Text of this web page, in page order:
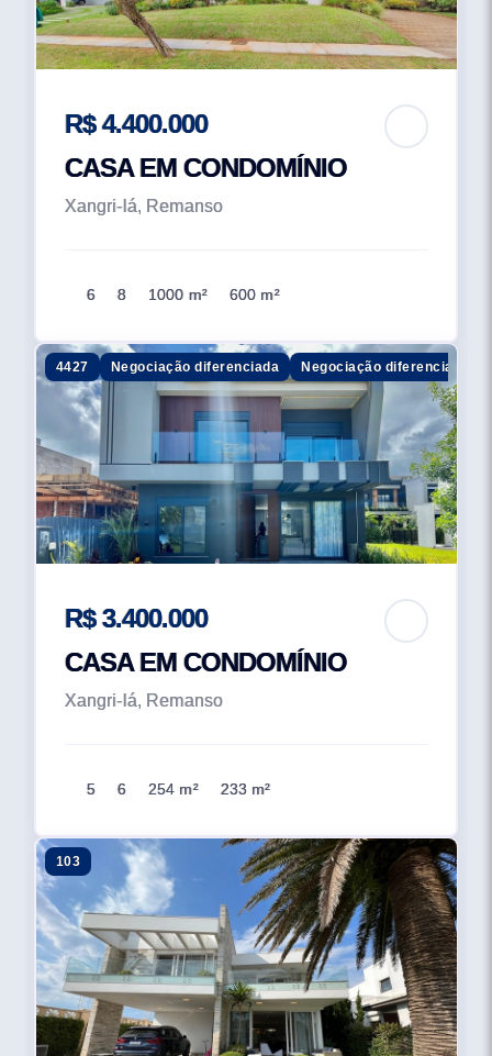
R$ 4.400.000
CASA EM CONDOMÍNIO
Xangri-lá, Remanso
6 8 1000 m² 600 m²
4427 Negociação diferenciada Negociação diferenciada
R$ 3.400.000
CASA EM CONDOMÍNIO
Xangri-lá, Remanso
5 6 254 m² 233 m²
103